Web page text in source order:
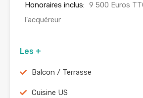
Honoraires inclus: 9 500 Euros
l'acquéreur
Les +
Balcon / Terrasse
Cuisine US